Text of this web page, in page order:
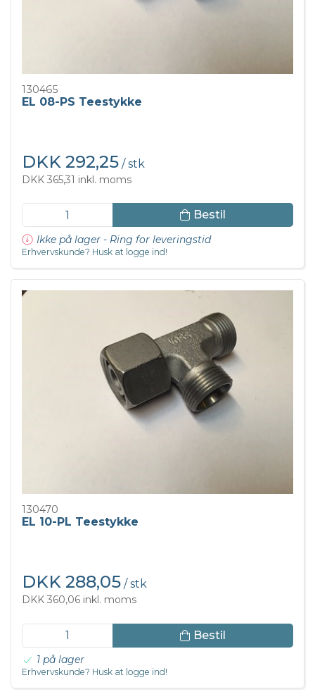
130465
EL 08-PS Teestykke
DKK 292,25 / stk
DKK 365,31 inkl. moms
Bestil
Ikke på lager - Ring for leveringstid
Erhvervskunde? Husk at logge ind!
130470
EL 10-PL Teestykke
DKK 288,05 / stk
DKK 360,06 inkl. moms
Bestil
1 på lager
Erhvervskunde? Husk at logge ind!